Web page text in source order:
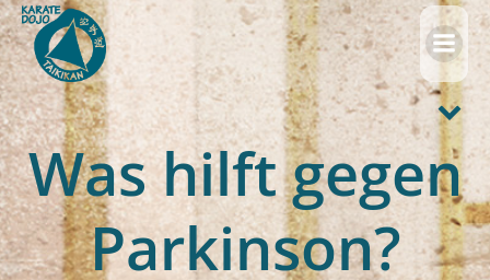
Zum
Inhalt
springen
Was hilft gegen
Parkinson?